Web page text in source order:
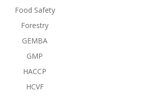
Food Safety
Forestry
GEMBA
GMP
HACCP
HCVF